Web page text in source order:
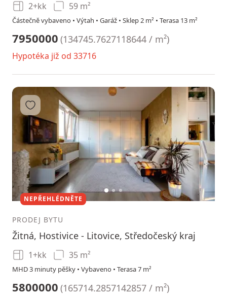
2+kk 59 m²
Částečně vybaveno • Výtah • Garáž • Sklep 2 m² • Terasa 13 m²
7950000 (134745.7627118644 / m²)
Hypotéka již od 33716
12 3
Přidat do oblíbených
NEPŘEHLÉDNĚTE
PRODEJ BYTU
Žitná, Hostivice - Litovice, Středočeský kraj
1+kk 35 m²
MHD 3 minuty pěšky • Vybaveno • Terasa 7 m²
5800000 (165714.2857142857 / m²)